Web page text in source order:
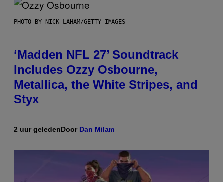
PHOTO BY NICK LAHAM/GETTY IMAGES
‘Madden NFL 27’ Soundtrack
Includes Ozzy Osbourne,
Metallica, the White Stripes, and
Styx
2 uur geledenDoor Dan Milam